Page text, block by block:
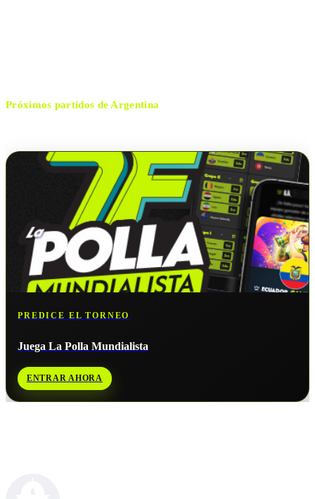
Próximos partidos de Argentina
PREDICE EL TORNEO
Juega La Polla Mundialista
ENTRAR AHORA